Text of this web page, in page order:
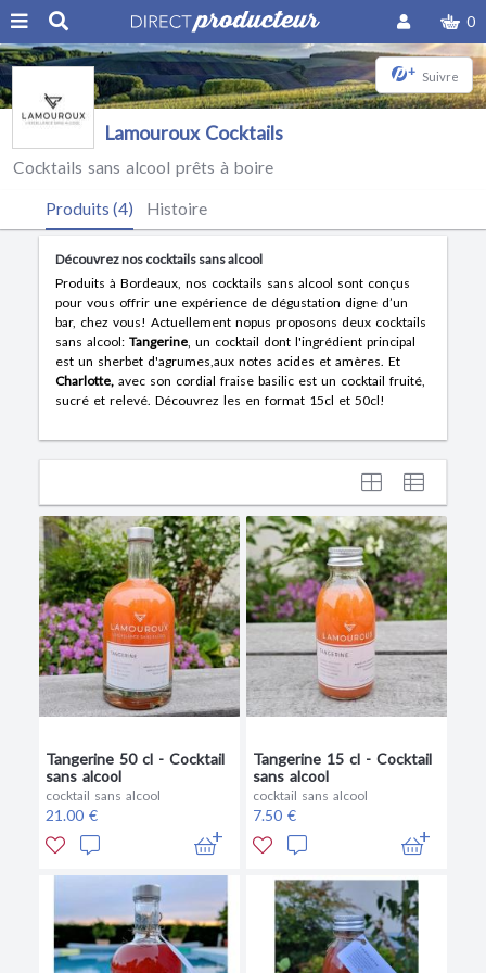
0
+ Suivre
Lamouroux Cocktails
Cocktails sans alcool prêts à boire
Produits (4) Histoire
Découvrez nos cocktails sans alcool
Produits à Bordeaux, nos cocktails sans alcool sont conçus
pour vous offrir une expérience de dégustation digne d’un
bar, chez vous! Actuellement nopus proposons deux cocktails
sans alcool: Tangerine, un cocktail dont l'ingrédient principal
est un sherbet d'agrumes,aux notes acides et amères. Et
Charlotte, avec son cordial fraise basilic est un cocktail fruité,
sucré et relevé. Découvrez les en format 15cl et 50cl!
Tangerine 50 cl - Cocktail
sans alcool
cocktail sans alcool
21.00 €
Tangerine 15 cl - Cocktail
sans alcool
cocktail sans alcool
7.50 €